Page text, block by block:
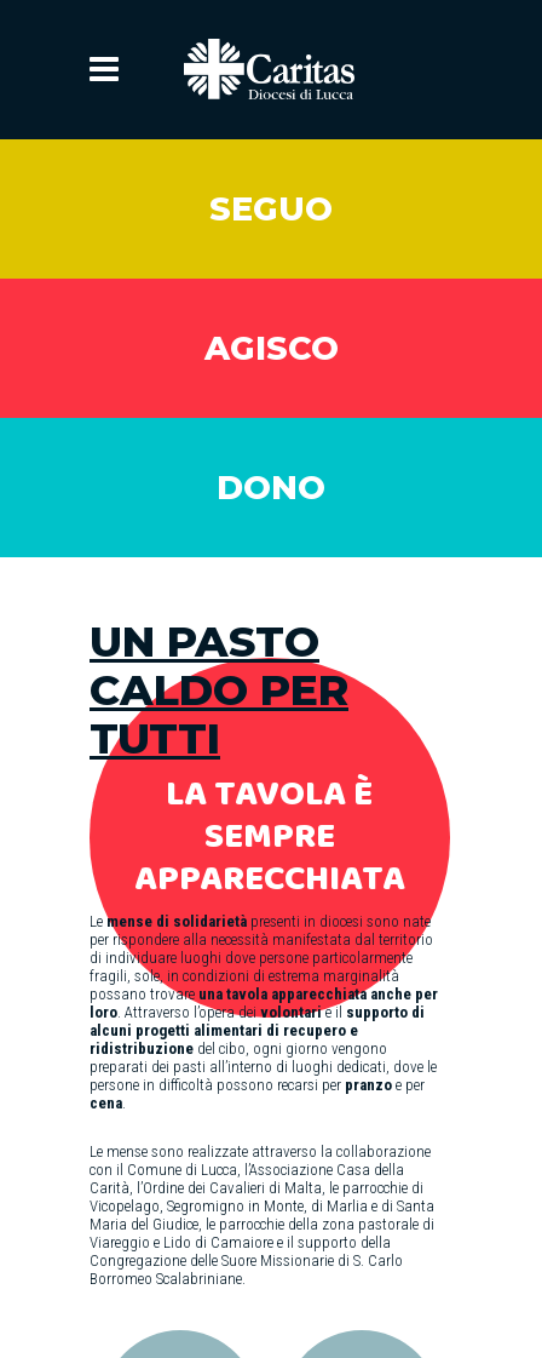
SEGUO
AGISCO
DONO
UN PASTO
CALDO PER
TUTTI
LA TAVOLA È
SEMPRE
APPARECCHIATA
Lemense di solidarietà presenti in diocesi sono nate
per rispondere alla necessità manifestata dal territorio
di individuare luoghi dove persone particolarmente
fragili, sole, in condizioni di estrema marginalità
possano trovare una tavola apparecchiata anche per
loro . Attraverso l’opera dei volontarie il supporto di
alcuni progetti alimentari di recupero e
ridistribuzione del cibo, ogni giorno vengono
preparati dei pasti all’interno di luoghi dedicati, dove le
persone in difficoltà possono recarsi per pranzo e per
cena
Le mense sono realizzate attraverso la collaborazione
con il Comune di Lucca, l’Associazione Casa della
Carità, l’Ordine dei Cavalieri di Malta, le parrocchie di
Vicopelago, Segromigno in Monte, di Marlia e di Santa
Maria del Giudice, le parrocchie della zona pastorale di
Viareggio e Lido di Camaiore e il supporto della
Congregazione delle Suore Missionarie di S. Carlo
Borromeo Scalabriniane.